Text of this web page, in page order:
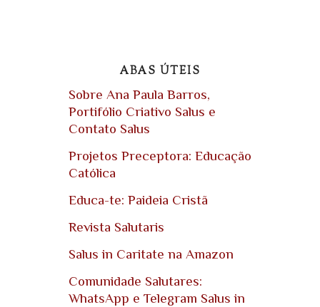
ABAS ÚTEIS
Sobre Ana Paula Barros,
Portifólio Criativo Salus e
Contato Salus
Projetos Preceptora: Educação
Católica
Educa-te: Paideia Cristã
Revista Salutaris
Salus in Caritate na Amazon
Comunidade Salutares:
WhatsApp e Telegram Salus in